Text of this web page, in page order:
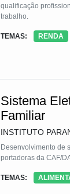
qualificação
trabalho.
TEMAS: RENDA
Sistema
Familiar
INSTITUTO
Desenvolvimento de
portadoras da CAF/
TEMAS: